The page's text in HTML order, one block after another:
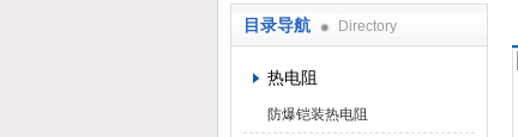
目录导航 Directory
热电阻
防爆铠装热电阻